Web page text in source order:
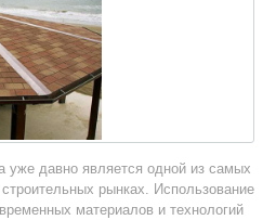
уже давно является одной из самых
рынках. Использование
материалов и технологий